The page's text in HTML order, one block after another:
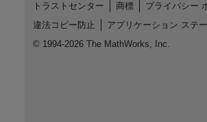
トラストセンター 商標
プライバシー
違法コピー防止
アプリケーション ステ
© 1994-2026 The MathWorks, Inc.